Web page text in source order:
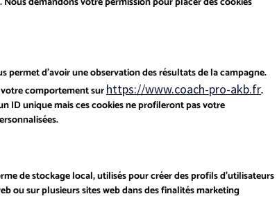
permet d’avoir une observation des résultats de la campagne.
comportement surhttps://www.coach-pro-akb.fr.
ID unique mais ces cookies ne profileront pas votre
de stockage local, utilisés pour créer des profils d’utilisateurs
ou sur plusieurs sites web dans des finalités marketing